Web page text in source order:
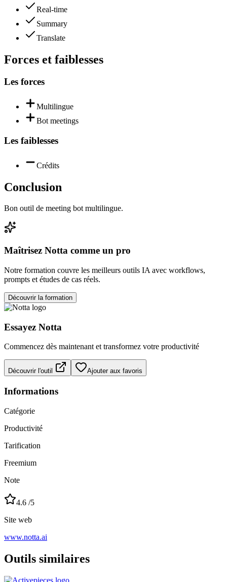
Real-time
Summary
Translate
Forces et faiblesses
Les forces
Multilingue
Bot meetings
Les faiblesses
Crédits
Conclusion
Bon outil de meeting bot multilingue.
Maîtrisez Notta comme un pro
Notre formation couvre les meilleurs outils IA avec workflows,
prompts et études de cas réels.
Découvrir la formation
Essayez Notta
Commencez dès maintenant et transformez votre productivité
Découvrir l'outil Ajouter aux favoris
Informations
Catégorie
Productivité
Tarification
Freemium
Note
4.6 /5
Site web
www.notta.ai
Outils similaires